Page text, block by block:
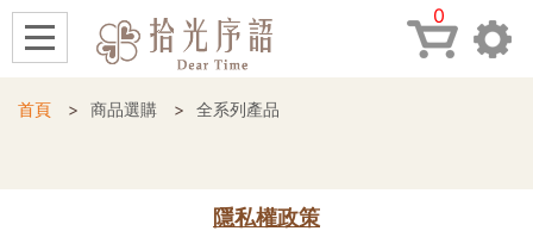
首頁 商品選購 全系列產品
隱私權政策
0